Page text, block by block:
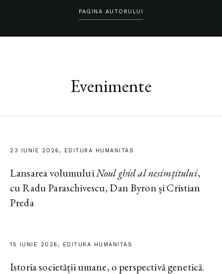
PAGINA AUTORULUI
Evenimente
23 IUNIE 2026, EDITURA HUMANITAS
Lansarea volumuluiNoul ghid al nesimțitului,
cu Radu Paraschivescu, Dan Byron și Cristian
Preda
15 IUNIE 2026, EDITURA HUMANITAS
Istoria societății umane, o perspectivă genetică.